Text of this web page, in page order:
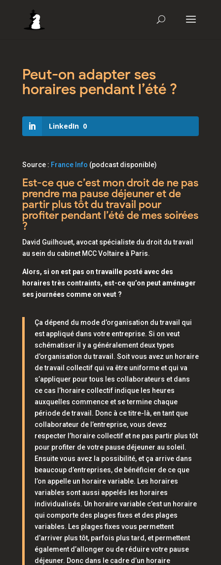
Peut-on adapter ses
horaires pendant l’été ?
LinkedIn 0
Source : France Info (podcast disponible)
Est-ce que c’est mon droit de ne pas
prendre ma pause déjeuner et de
partir plus tôt du travail pour
profiter pendant l’été de mes soirées
?
David Guilhouet, avocat spécialiste du droit du travail
au sein du cabinet MCC Voltaire à Paris.
Alors, si on est pas on travaille posté avec des
horaires très contraints, est-ce qu’on peut aménager
ses journées comme on veut ?
Ça dépend du mode d’organisation du travail qui
est appliqué dans votre entreprise. Si on veut
schématiser il y a généralement deux types
d’organisation du travail. Soit vous avez un horaire
de travail collectif qui va être uniforme et qui va
s’appliquer pour tous les collaborateurs et dans
ce cas l’horaire collectif indique les heures
auxquelles commence et se termine chaque
période de travail. Donc à ce titre-là, en tant que
collaborateur de l’entreprise, vous devez
respecter l’horaire collectif et ne pas partir plus tôt
pour profiter de votre pause déjeuner au soleil.
Ensuite vous avez la possibilité, et ça arrive dans
beaucoup d’entreprises, de bénéficier de ce que
l’on appelle un horaire variable. Les horaires
variables sont aussi appelés les horaires
individualisés. Un horaire variable c’est un horaire
qui comporte des plages fixes et des plages
variables. Les plages fixes vous permettent
d’arriver plus tôt, parfois plus tard, et permettent
également d’allonger ou de réduire votre pause
déjeuner. Donc dans le cadre d’un horaire